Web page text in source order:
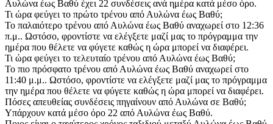
Αυλώνα έως Βαθύ έχει 22 συνδέσεις ανά ημέρα κατά μέσο όρο.
Τι ώρα φεύγει το πρώτο τρένου από Αυλώνα έως Βαθύ;
Το παλαιότερο τρένου από Αυλώνα έως Βαθύ αναχωρεί στο 12:36
π.μ.. Ωστόσο, φροντίστε να ελέγξετε μαζί μας το πρόγραμμα την
ημέρα που θέλετε να φύγετε καθώς η ώρα μπορεί να διαφέρει.
Τι ώρα φεύγει το τελευταίο τρένου από Αυλώνα έως Βαθύ;
Το πιο πρόσφατο τρένου από Αυλώνα έως Βαθύ αναχωρεί στο
11:40 μ.μ.. Ωστόσο, φροντίστε να ελέγξετε μαζί μας το πρόγραμμα
την ημέρα που θέλετε να φύγετε καθώς η ώρα μπορεί να διαφέρει.
Πόσες απευθείας συνδέσεις πηγαίνουν από Αυλώνα σε Βαθύ;
Υπάρχουν κατά μέσο όρο 22 από Αυλώνα έως Βαθύ.